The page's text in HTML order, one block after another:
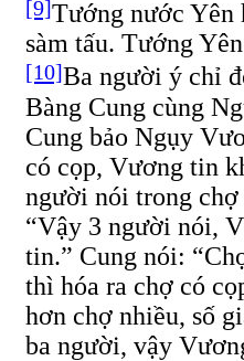
[9]Tướng nước Yên
sàm tấu. Tướng
[10]Ba người ý chỉ
Bàng Cung cùng
Cung bảo Ngụy
có cọp, Vương tin
người nói trong
“Vậy 3 người nói,
tin.” Cung nói:
thì hóa ra chợ có
hơn chợ nhiều, số
ba người, vậy